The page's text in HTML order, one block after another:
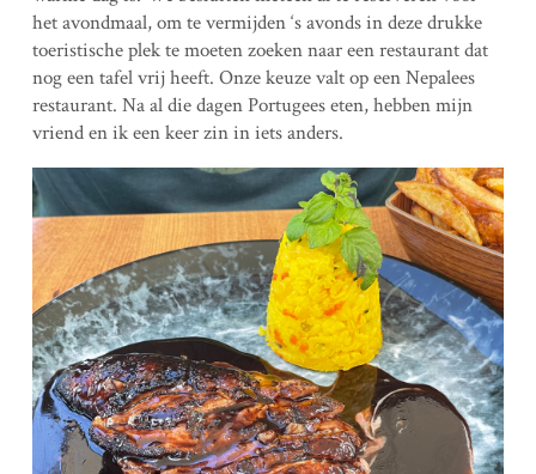
het avondmaal, om te vermijden ‘s avonds in deze drukke
toeristische plek te moeten zoeken naar een restaurant dat
nog een tafel vrij heeft. Onze keuze valt op een Nepalees
restaurant. Na al die dagen Portugees eten, hebben mijn
vriend en ik een keer zin in iets anders.